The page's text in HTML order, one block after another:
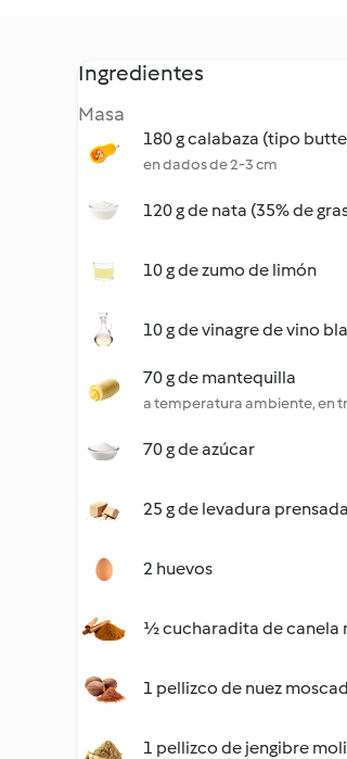
Ingredientes
Masa
180 g calabaza (tipo
en dados de 2-3 cm
120 g de nata (35% de
10 g de zumo de limón
10 g de vinagre de vino
70 g de mantequilla
a temperatura ambiente, en
70 g de azúcar
25 g de levadura
2 huevos
½ cucharadita de canela
1 pellizco de nuez
1 pellizco de jengibre